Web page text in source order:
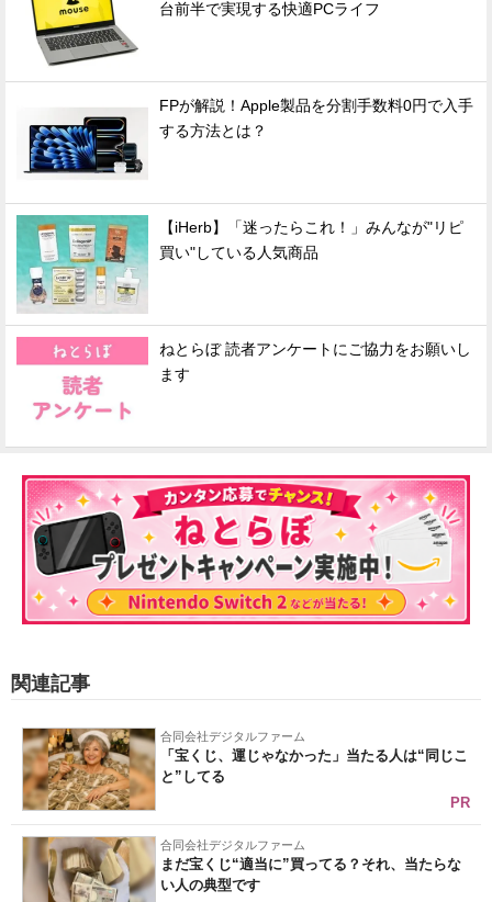
台前半で実現する快適PCライフ
FPが解説！Apple製品を分割手数料0円で入手
する方法とは？
【iHerb】「迷ったらこれ！」みんなが"リピ
買い"している人気商品
ねとらぼ 読者アンケートにご協力をお願いし
ます
関連記事
合同会社デジタルファーム
「宝くじ、運じゃなかった」当たる人は“同じこ
と”してる
PR
合同会社デジタルファーム
まだ宝くじ“適当に”買ってる？それ、当たらな
い人の典型です